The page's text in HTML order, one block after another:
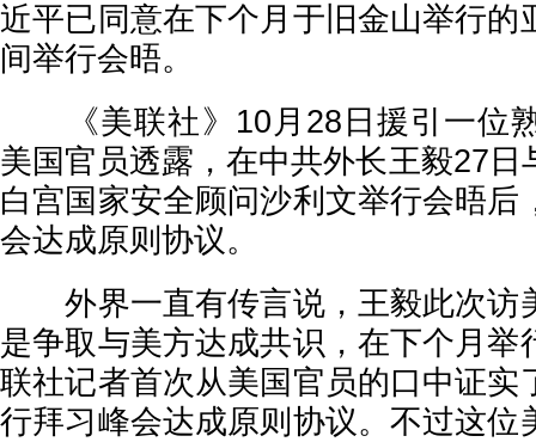
近平已同意在下个月于旧金山举行的
间举行会晤。
《美联社》10月28日援引一位
美国官员透露，在中共外长王毅27日
白宫国家安全顾问沙利文举行会晤后
会达成原则协议。
外界一直有传言说，王毅此次访
是争取与美方达成共识，在下个月举
联社记者首次从美国官员的口中证实
行拜习峰会达成原则协议。不过这位